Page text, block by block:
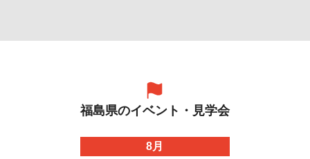
福島県のイベント・見学会
8月